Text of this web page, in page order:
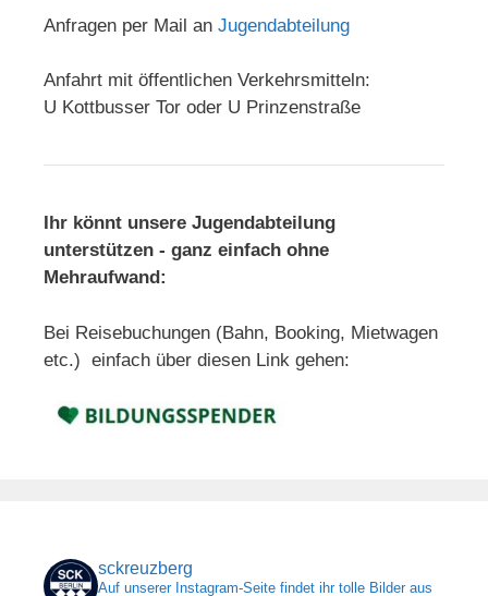
Anfragen per Mail an Jugendabteilung
Anfahrt mit öffentlichen Verkehrsmitteln:
U Kottbusser Tor oder U Prinzenstraße
Ihr könnt unsere Jugendabteilung
unterstützen - ganz einfach ohne
Mehraufwand:
Bei Reisebuchungen (Bahn, Booking, Mietwagen
etc.) einfach über diesen Link gehen:
sckreuzberg
Auf unserer Instagram-Seite findet ihr tolle Bilder aus